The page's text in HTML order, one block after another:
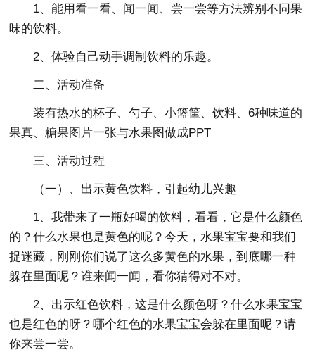
1、能用看一看、闻一闻、尝一尝等方法辨别不同果
味的饮料。
2、体验自己动手调制饮料的乐趣。
二、活动准备
装有热水的杯子、勺子、小篮筐、饮料、6种味道的
果真、糖果图片一张与水果图做成PPT
三、活动过程
（一）、出示黄色饮料，引起幼儿兴趣
1、我带来了一瓶好喝的饮料，看看，它是什么颜色
的？什么水果也是黄色的呢？今天，水果宝宝要和我们
捉迷藏，刚刚你们说了这么多黄色的水果，到底哪一种
躲在里面呢？谁来闻一闻，看你猜得对不对。
2、出示红色饮料，这是什么颜色呀？什么水果宝宝
也是红色的呀？哪个红色的水果宝宝会躲在里面呢？请
你来尝一尝。